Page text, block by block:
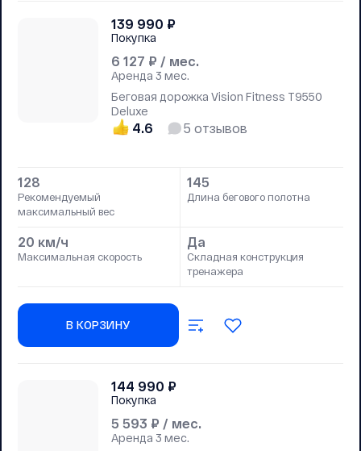
6 127 ₽ / мес.
Аренда 3 мес.
139 990 ₽
Покупка
Беговая дорожка Vision Fitness T9550
Deluxe
4.6 5 отзывов
128
Рекомендуемый
максимальный вес
145
Длина бегового полотна
20 км/ч
Максимальная скорость
Да
Складная конструкция
тренажера
В КОРЗИНУ
5 593 ₽ / мес.
Аренда 3 мес.
144 990 ₽
Покупка